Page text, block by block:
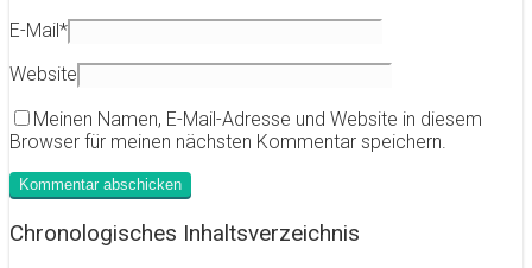
E-Mail*
Website
Meinen Namen, E-Mail-Adresse und Website in diesem
Browser für meinen nächsten Kommentar speichern.
Chronologisches Inhaltsverzeichnis